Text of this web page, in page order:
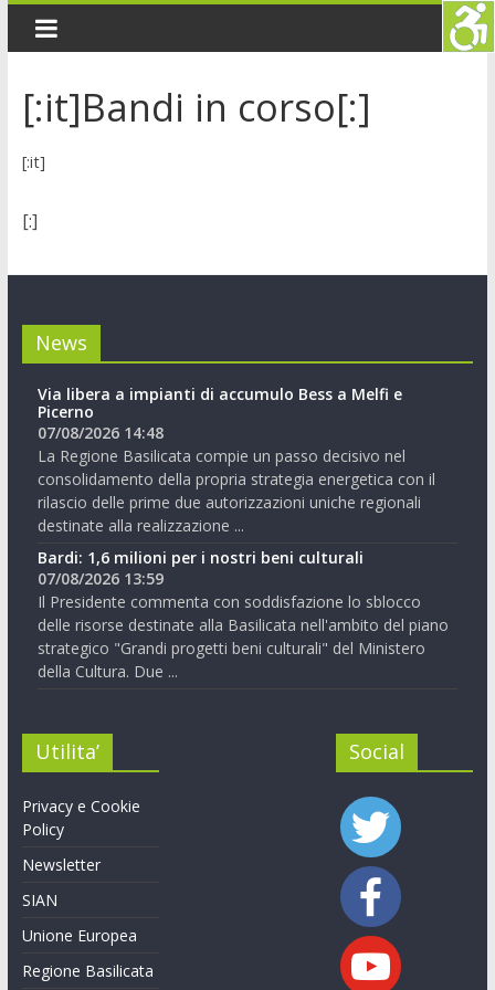
[:it]Bandi in corso[:]
[:it]
[:]
News
Via libera a impianti di accumulo Bess a Melfi e
Picerno
07/08/2026 14:48
La Regione Basilicata compie un passo decisivo nel
consolidamento della propria strategia energetica con il
rilascio delle prime due autorizzazioni uniche regionali
destinate alla realizzazione ...
Bardi: 1,6 milioni per i nostri beni culturali
07/08/2026 13:59
Il Presidente commenta con soddisfazione lo sblocco
delle risorse destinate alla Basilicata nell'ambito del piano
strategico "Grandi progetti beni culturali" del Ministero
della Cultura. Due ...
Utilita’
Privacy e Cookie
Policy
Newsletter
SIAN
Unione Europea
Regione Basilicata
Social